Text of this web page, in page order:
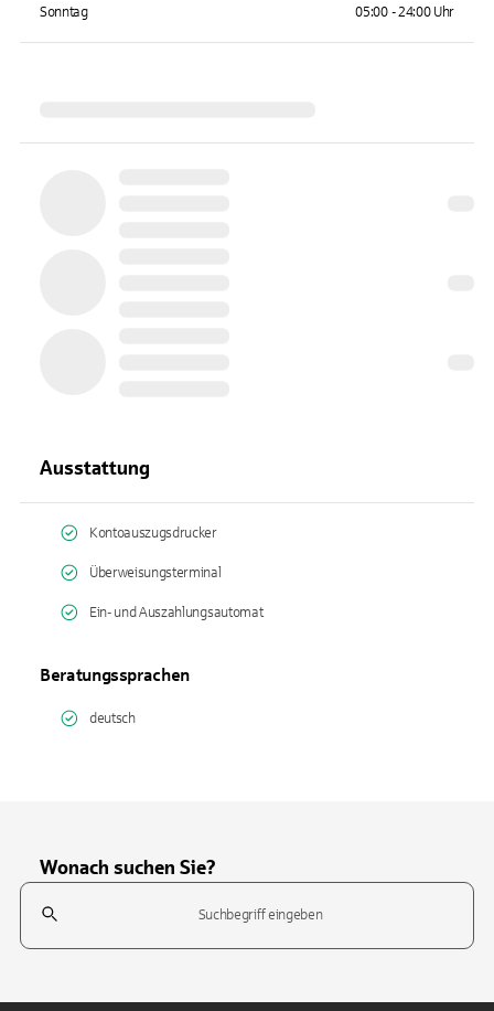
Sonntag 05:00 - 24:00 Uhr
Ausstattung
Kontoauszugsdrucker
Überweisungsterminal
Ein- und Auszahlungsautomat
Beratungssprachen
deutsch
Wonach suchen Sie?
Suchfeld